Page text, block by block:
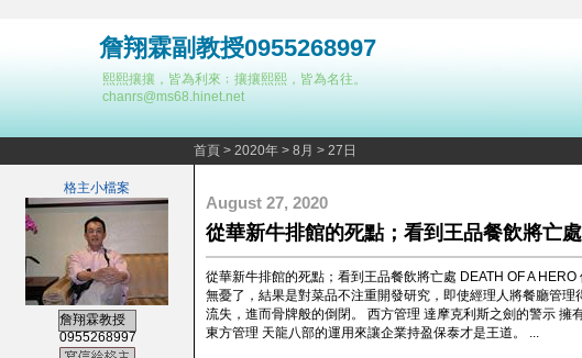
詹翔霖副教授0955268997
熙熙攘攘，皆為利來﹔攘攘熙熙，皆為名往。
chanrs@ms68.hinet.net
首頁 > 2020年 > 8月 > 27日
格主小檔案
詹翔霖教授
0955268997
August 27, 2020
從華新牛排館的死點；看到王品餐飲將亡處
從華新牛排館的死點；看到王品餐飲將亡處 DEATH OF A
無憂了，結果是對菜品不注重開發研究，即使經理人將餐廳管
流失，進而骨牌般的倒閉。 西方管理 達摩克利斯之劍的警示 擁
東方管理 天龍八部的運用來讓企業持盈保泰才是王道。 ...